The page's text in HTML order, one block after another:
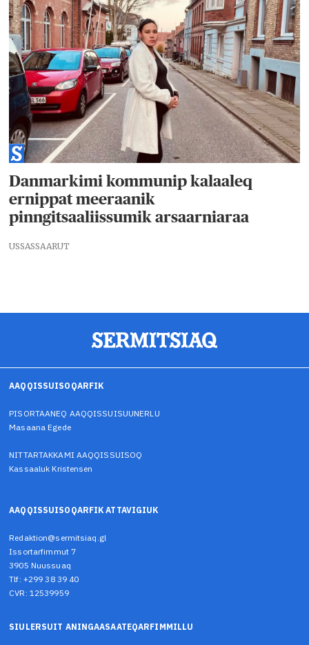
Danmarkimi kommunip kalaaleq
ernippat meeraanik
pinngitsaaliissumik arsaarniaraa
USSASSAARUT
AAQQISSUISOQARFIK
PISORTAANEQ AAQQISSUISUUNERLU
Masaana Egede
NITTARTAKKAMI AAQQISSUISOQ
Kassaaluk Kristensen
AAQQISSUISOQARFIK ATTAVIGIUK
Redaktion@sermitsiaq.gl
Issortarfimmut 7
3905 Nuussuaq
Tlf: +299 38 39 40
CVR: 12539959
SIULERSUIT ANINGAASAATEQARFIMMILLU